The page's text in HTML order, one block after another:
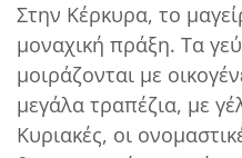
Στην Κέρκυρα, το
μοναχική πράξη. Τα
μοιράζονται με
μεγάλα τραπέζια, με
Κυριακές, οι